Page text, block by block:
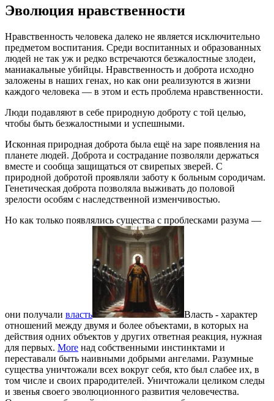
Эволюция нравственности
Нравственность человека далеко не является исключительно
предметом воспитания. Среди воспитанных и образованных
людей не так уж и редко встречаются безжалостные злодеи,
маниакальные убийцы. Нравственность и доброта исходно
заложены в наших генах, но как они реализуются в жизни
каждого человека — в этом и есть проблема нравственности.
Люди подавляют в себе природную доброту с той целью,
чтобы быть безжалостными и успешными.
Исконная природная доброта была ещё на заре появления на
планете людей. Доброта и сострадание позволяли держаться
вместе и сообща защищаться от свирепых зверей. С
природной добротой проявляли заботу к больным сородичам.
Генетическая доброта позволяла выживать до половой
зрелости особям с наследственной изменчивостью.
Но как только появлялись существа с проблесками разума —
они получали власть
Власть - характер
отношений между двумя и более объектами, в которых на
действия одних объектов у других ответная реакция, нужная
для первых. More над собственными инстинктами и
переставали быть наивными добрыми ангелами. Разумные
существа уничтожали всех вокруг себя, кто был слабее их, в
том числе и своих прародителей. Уничтожали целиком следы
и звенья своего эволюционного развития человечества.